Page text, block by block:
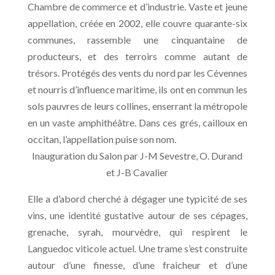
Chambre de commerce et d’industrie. Vaste et jeune
appellation, créée en 2002, elle couvre quarante-six
communes, rassemble une cinquantaine de
producteurs, et des terroirs comme autant de
trésors. Protégés des vents du nord par les Cévennes
et nourris d’influence maritime, ils ont en commun les
sols pauvres de leurs collines, enserrant la métropole
en un vaste amphithéâtre. Dans ces grés, cailloux en
occitan, l’appellation puise son nom.
Inauguration du Salon par J-M Sevestre, O. Durand
et J-B Cavalier
Elle a d’abord cherché à dégager une typicité de ses
vins, une identité gustative autour de ses cépages,
grenache, syrah, mourvèdre, qui respirent le
Languedoc viticole actuel. Une trame s’est construite
autour d’une finesse, d’une fraicheur et d’une